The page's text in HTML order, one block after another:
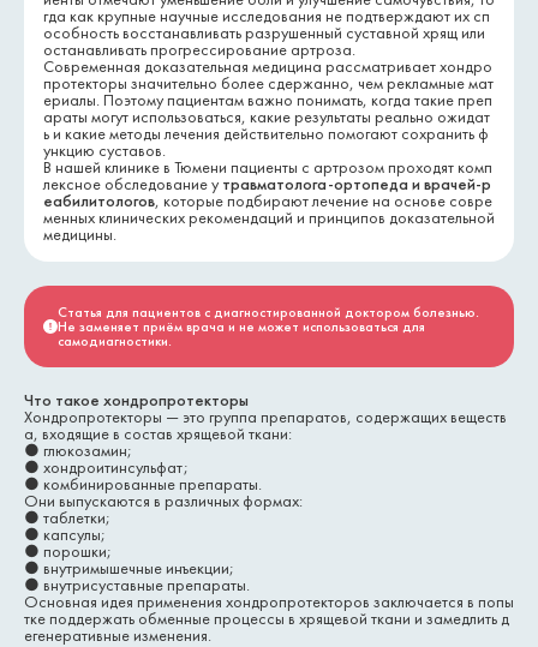
гда как крупные научные исследования не подтверждают их сп
особность восстанавливать разрушенный суставной хрящ или
останавливать прогрессирование артроза.
Современная доказательная медицина рассматривает хондро
протекторы значительно более сдержанно, чем рекламные мат
ериалы. Поэтому пациентам важно понимать, когда такие преп
араты могут использоваться, какие результаты реально ожидат
ь и какие методы лечения действительно помогают сохранить ф
ункцию суставов.
В нашей клинике в Тюмени пациенты с артрозом проходят комп
лексное обследование у травматолога-ортопеда и врачей-р
еабилитологов, которые подбирают лечение на основе совре
менных клинических рекомендаций и принципов доказательной
медицины.
Статья для пациентов с диагностированной доктором болезнью.
Не заменяет приём врача и не может использоваться для
самодиагностики.
Что такое хондропротекторы
Хондропротекторы — это группа препаратов, содержащих веществ
а, входящие в состав хрящевой ткани:
● глюкозамин;
● хондроитинсульфат;
● комбинированные препараты.
Они выпускаются в различных формах:
● таблетки;
● капсулы;
● порошки;
● внутримышечные инъекции;
● внутрисуставные препараты.
Основная идея применения хондропротекторов заключается в попы
тке поддержать обменные процессы в хрящевой ткани и замедлить д
егенеративные изменения.